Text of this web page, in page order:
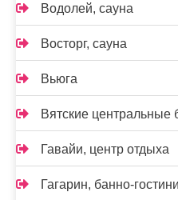
Водолей, сауна
Восторг, сауна
Вьюга
Вятские центральные
Гавайи, центр отдыха
Гагарин, банно-